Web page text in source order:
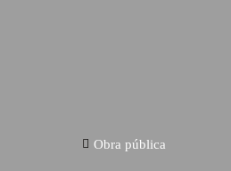
Obra pública